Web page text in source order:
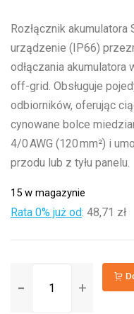
Rozłącznik
urządzenie (IP66)
odłączania akumulatora
off-grid. Obsługuje
odbiorników, oferując
cynowane bolce
4/0 AWG (120 mm²) i
przodu lub z tyłu panelu.
15 w magazynie
Rata 0% już od: 48,71 zł
Rozłącznik